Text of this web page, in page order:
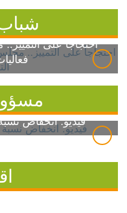
احتجاجاً على
فيديو: انخفاض